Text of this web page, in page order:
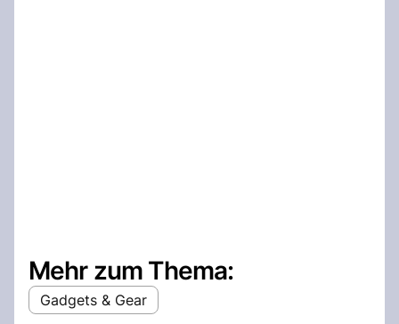
Mehr zum Thema:
Gadgets & Gear